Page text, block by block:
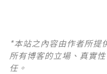
*本站之內容由作者所提
所有博客的立場、真實
任。